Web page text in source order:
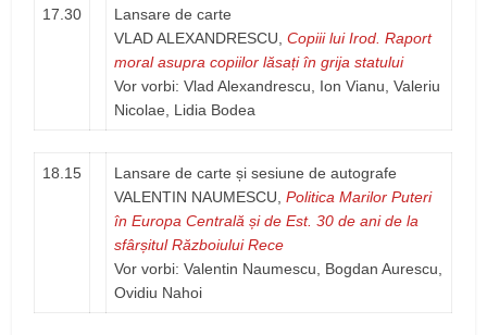
17.30
Lansare de carte
VLAD ALEXANDRESCU,Copiii lui Irod. Raport
moral asupra copiilor lăsați în grija statului
Vor vorbi: Vlad Alexandrescu, Ion Vianu, Valeriu
Nicolae, Lidia Bodea
18.15
Lansare de carte și sesiune de autografe
VALENTIN NAUMESCU,Politica Marilor Puteri
în Europa Centrală și de Est. 30 de ani de la
sfârșitul Războiului Rece
Vor vorbi: Valentin Naumescu, Bogdan Aurescu,
Ovidiu Nahoi